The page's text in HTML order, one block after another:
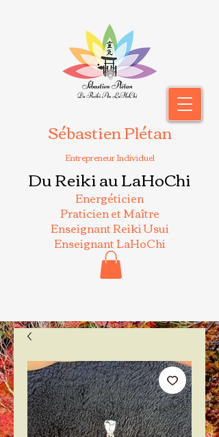
Sébastien Plétan
Entrepreneur Individuel
Du Reiki au LaHoChi
Energéticien
Praticien et Maître
Enseignant Reiki Usui
Enseignant LaHoChi